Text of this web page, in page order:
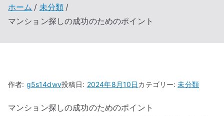
ホーム
未分類
マンション探しの成功のためのポイント
作者: g5s14dwv投稿日: 2024年8月10日カテゴリー:未分類
マンション探しの成功のためのポイント